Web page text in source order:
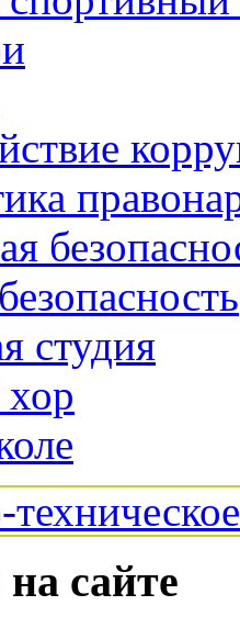
студия
сайте